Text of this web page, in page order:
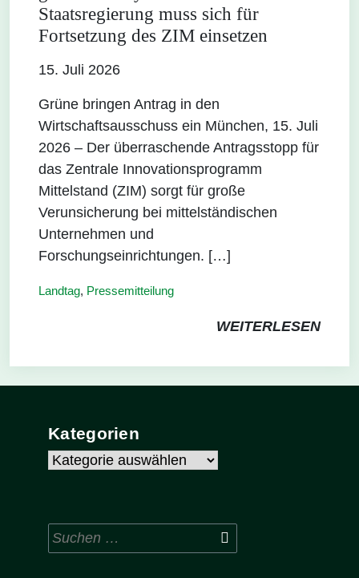
Staatsregierung muss sich für
Fortsetzung des ZIM einsetzen
15. Juli 2026
Grüne bringen Antrag in den
Wirtschaftsausschuss ein München, 15. Juli
2026 – Der überraschende Antragsstopp für
das Zentrale Innovationsprogramm
Mittelstand (ZIM) sorgt für große
Verunsicherung bei mittelständischen
Unternehmen und
Forschungseinrichtungen. […]
Landtag, Pressemitteilung
WEITERLESEN
Kategorien
Kategorien
Suchen
nach: